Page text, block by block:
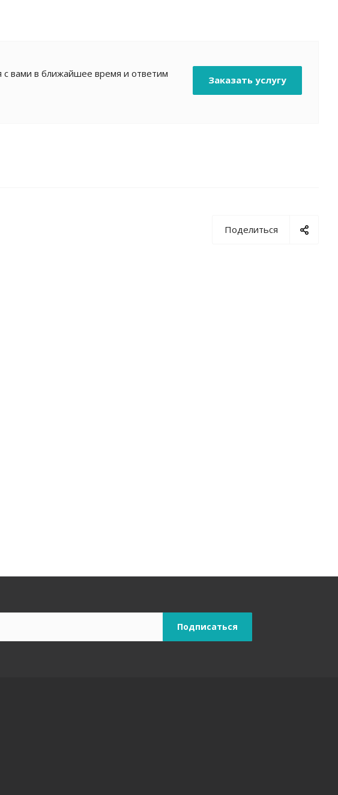
вами в ближайшее время и ответим
Заказать услугу
Поделиться